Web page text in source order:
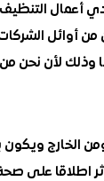
التنظيف
أوائل
وذلك لأن نحن
ويكون
اطلاقا على